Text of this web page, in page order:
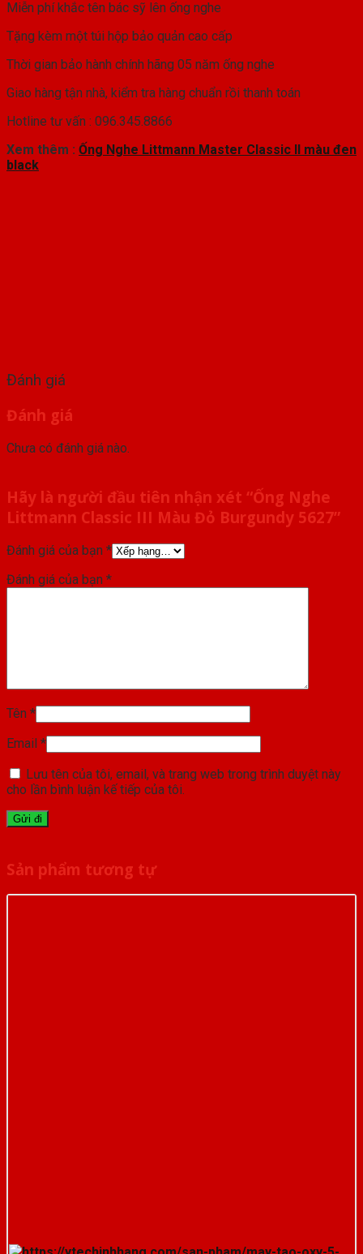
Miễn phí khắc tên bác sỹ lên ống nghe
Tặng kèm một túi hộp bảo quản cao cấp
Thời gian bảo hành chính hãng 05 năm ống nghe
Giao hàng tận nhà, kiểm tra hàng chuẩn rồi thanh toán
Hotline tư vấn : 096.345.8866
Xem thêm : Ống Nghe Littmann Master Classic II màu đen
black
Đánh giá
Đánh giá
Chưa có đánh giá nào.
Hãy là người đầu tiên nhận xét “Ống Nghe
Littmann Classic III Màu Đỏ Burgundy 5627”
Đánh giá của bạn *
Đánh giá của bạn *
Tên *
Email *
Lưu tên của tôi, email, và trang web trong trình duyệt này
cho lần bình luận kế tiếp của tôi.
Sản phẩm tương tự